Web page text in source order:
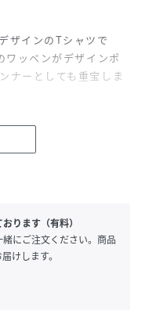
ザインのTシャツで
ワッペンがデザインポ
ナーとしても重宝しま
羽を伏せて製造された
殿を衛る熊の衛兵、バ
が彼らの掟。
ります（有料）
にご注文ください。商品
けします。